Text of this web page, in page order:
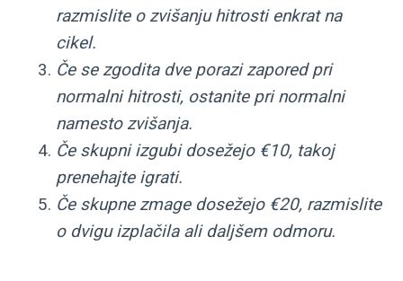
razmislite o zvišanju hitrosti enkrat na
cikel.
Če se zgodita dve porazi zapored pri
normalni hitrosti, ostanite pri normalni
namesto zvišanja.
Če skupni izgubi dosežejo €10, takoj
prenehajte igrati.
Če skupne zmage dosežejo €20, razmislite
o dvigu izplačila ali daljšem odmoru.